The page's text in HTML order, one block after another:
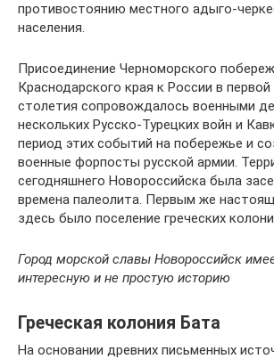
противостоянию местного адыго-
населения.
Присоединение Черноморского
Краснодарского края к России в
столетия сопровождалось военными
нескольких Русско-Турецких войн и
период этих событий на побережье и
военные форпосты русской армии.
сегодняшнего Новороссийска была
времена палеолита. Первым же
здесь было поселение греческих
Город морской славы Новороссийск
интересную и не простую историю
Греческая колония Бата
На основании древних письменных